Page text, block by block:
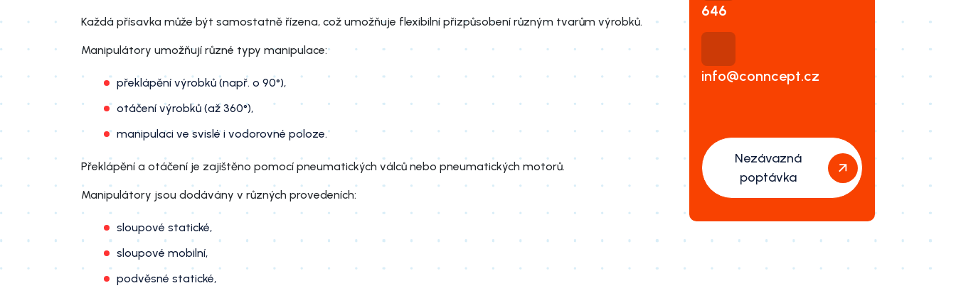
Každá přísavka může být samostatně řízena, což umožňuje flexibilní přizpůsobení různým tvarům výrobků.
Manipulátory umožňují různé typy manipulace:
překlápění výrobků (např. o 90°),
otáčení výrobků (až 360°),
manipulaci ve svislé i vodorovné poloze.
Překlápění a otáčení je zajištěno pomocí pneumatických válců nebo pneumatických motorů.
Manipulátory jsou dodávány v různých provedeních:
sloupové statické,
sloupové mobilní,
podvěsné statické,
646
info@conncept.cz
Nezávazná
poptávka